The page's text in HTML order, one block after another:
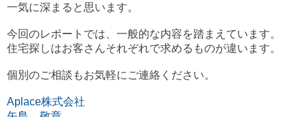
一気に深まると思います。
今回のレポートでは、一般的な内容を踏まえています。
住宅探しはお客さんそれぞれで求めるものが違います。
個別のご相談もお気軽にご連絡ください。
Aplace株式会社